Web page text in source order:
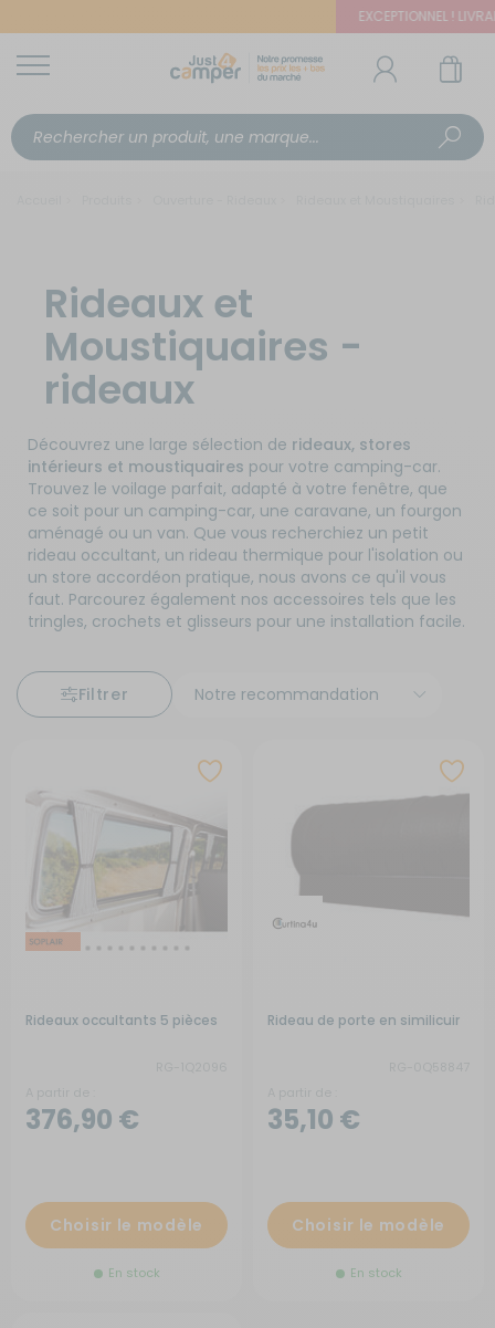
EXCEPTIONNEL !
Rideaux et
Moustiquaires -
rideaux
Découvrez une large sélection de rideaux, stores
intérieurs et moustiquaires pour votre camping-car.
Trouvez le voilage parfait, adapté à votre fenêtre, que
ce soit pour un camping-car, une caravane, un fourgon
aménagé ou un van. Que vous recherchiez un petit
rideau occultant, un rideau thermique pour l'isolation ou
un store accordéon pratique, nous avons ce qu'il vous
faut. Parcourez également nos accessoires tels que les
tringles, crochets et glisseurs pour une installation facile.
Filtrer
Rideaux occultants 5 pièces
376,90 €
Choisir le modèle
En stock
Rideau de porte en similicuir
35,10 €
Choisir le modèle
En stock